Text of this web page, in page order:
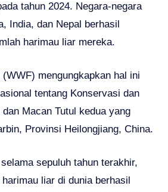
tahun 2024. Negara-negara
India, dan Nepal berhasil
harimau liar mereka.
mengungkapkan hal ini
tentang Konservasi dan
Macan Tutul kedua yang
Provinsi Heilongjiang, China.
sepuluh tahun terakhir,
liar di dunia berhasil